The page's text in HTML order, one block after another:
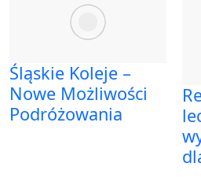
Śląskie Koleje –
Nowe Możliwości
Podróżowania